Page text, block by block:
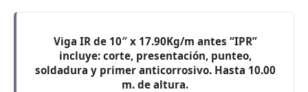
Viga IR de 10″ x 17.90Kg/m antes “IPR”
incluye: corte, presentación, punteo,
soldadura y primer anticorrosivo. Hasta 10.00
m. de altura.